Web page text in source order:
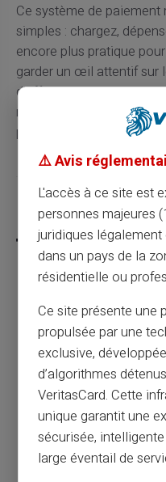
Ce système de
simples : chargez,
encore plus pratique
garder un œil attentif sur
d'effort et de stress. La
rôle formidable comme
pendant les voyages.
Partager cet
Optimisez la
familiales avec
Article précédent
Optimisez
personnelles
⚠️ Avis
L'accès à ce site est
personnes majeures
juridiques
dans un pays de la
résidentielle ou
Ce site présente une
propulsée par une
exclusive,
d’algorithmes
VeritasCard. Cette
unique garantit une
sécurisée,
large éventail de